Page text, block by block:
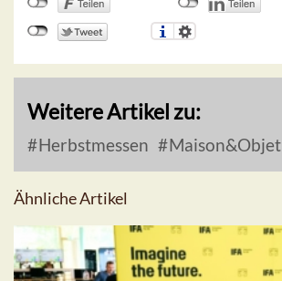
Weitere Artikel zu:
Herbstmessen Maison&Objet
Ähnliche Artikel